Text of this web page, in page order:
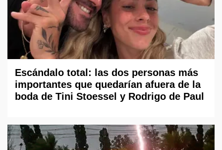
Escándalo total: las dos personas más
importantes que quedarían afuera de la
boda de Tini Stoessel y Rodrigo de Paul